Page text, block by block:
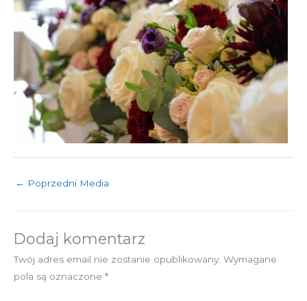
← Poprzedni Media
Dodaj komentarz
Twój adres email nie zostanie opublikowany. Wymagane
pola są oznaczone *